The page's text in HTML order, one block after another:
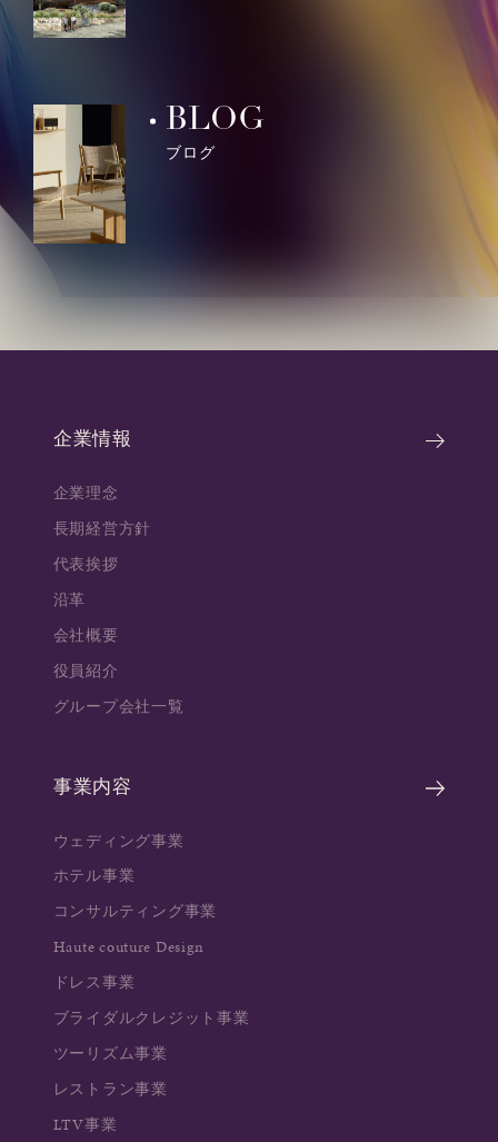
BLOG
ブログ
企業情報
企業理念
長期経営方針
代表挨拶
沿革
会社概要
役員紹介
グループ会社一覧
事業内容
ウェディング事業
ホテル事業
コンサルティング事業
Haute couture Design
ドレス事業
ブライダルクレジット事業
ツーリズム事業
レストラン事業
LTV事業